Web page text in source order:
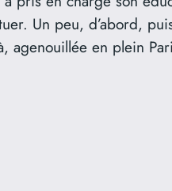
Un peu, d’abord,
agenouillée en plein